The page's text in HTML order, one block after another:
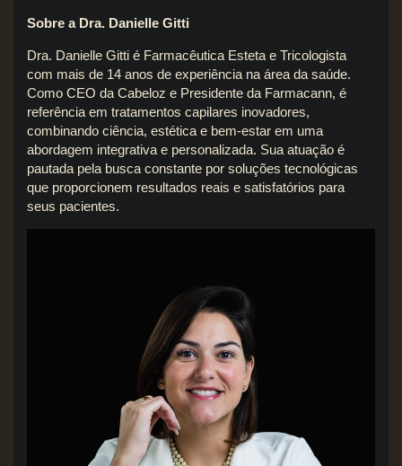
Sobre a Dra. Danielle Gitti
Dra. Danielle Gitti é Farmacêutica Esteta e Tricologista
com mais de 14 anos de experiência na área da saúde.
Como CEO da Cabeloz e Presidente da Farmacann, é
referência em tratamentos capilares inovadores,
combinando ciência, estética e bem-estar em uma
abordagem integrativa e personalizada. Sua atuação é
pautada pela busca constante por soluções tecnológicas
que proporcionem resultados reais e satisfatórios para
seus pacientes.